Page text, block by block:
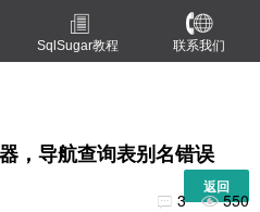
SqlSugar教程 联系我们
，导航查询表别名错误
返回
 3 550